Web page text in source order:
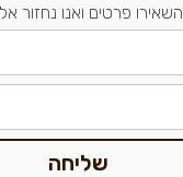
השאירו פרטים ואנו נחזור
שליחה